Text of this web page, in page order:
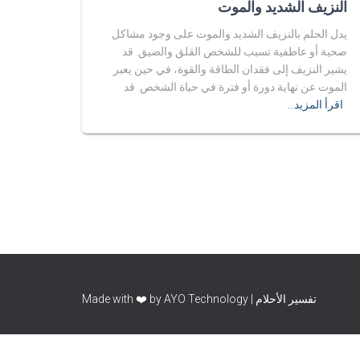
النزيف الشديد والموت
يدل الحلم بالنزيف الشديد والموت على وجود مشاكل
صحية أو عاطفية تسبب للشخص القلق والضيق. قد
يشير النزيف إلى فقدان الطاقة والقوة، في حين يعبر
الموت عن نهاية دورة أو فترة في حياة الشخص. قد
اقرأ المزيد…
تفسير الأحلام | Made with ❤️ by AYO Technology